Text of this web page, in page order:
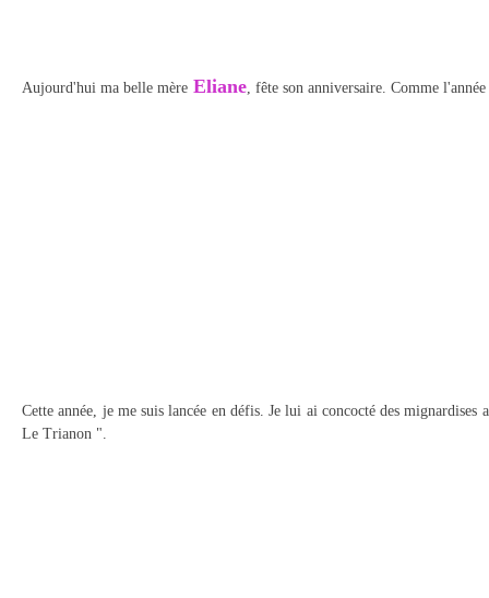
Aujourd'hui ma belle mère Eliane, fête son anniversaire. Comme
Cette année, je me suis lancée en défis. Je lui ai concocté des mignardises
Le Trianon ".